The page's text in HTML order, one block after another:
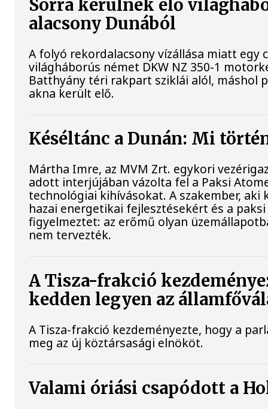
Sorra kerülnek elő
alacsony Dunából
A folyó rekordalacsony vízállása miatt egy
világháborús német DKW NZ 350-1
Batthyány téri rakpart sziklái alól, máshol
akna került elő.
Késéltánc a Dunán: Mi
Mártha Imre, az MVM Zrt. egykori
adott interjújában vázolta fel a Paksi
technológiai kihívásokat. A szakember,
hazai energetikai fejlesztésekért és a
figyelmeztet: az erőmű olyan
nem tervezték.
A Tisza-frakció
kedden legyen az
A Tisza-frakció kezdeményezte, hogy a
meg az új köztársasági elnököt.
Valami óriási csapódott a